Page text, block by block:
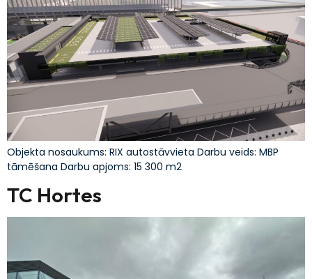
Objekta nosaukums: RIX autostāvvieta Darbu veids: MBP
tāmēšana Darbu apjoms: 15 300 m2
TC Hortes